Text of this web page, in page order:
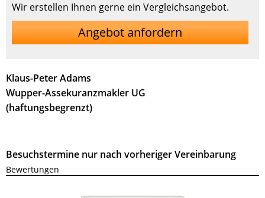
Wir erstellen Ihnen gerne ein Vergleichsangebot.
Angebot anfordern
Klaus-Peter Adams
Wupper-Assekuranzmakler UG
(haftungsbegrenzt)
Besuchstermine nur nach vorheriger Vereinbarung
Bewertungen